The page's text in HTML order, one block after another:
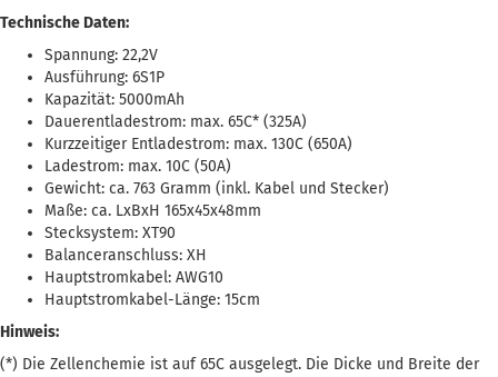
Technische Daten:
Spannung: 22,2V
Ausführung: 6S1P
Kapazität: 5000mAh
Dauerentladestrom: max. 65C* (325A)
Kurzzeitiger Entladestrom: max. 130C (650A)
Ladestrom: max. 10C (50A)
Gewicht: ca. 763 Gramm (inkl. Kabel und Stecker)
Maße: ca. LxBxH 165x45x48mm
Stecksystem: XT90
Balanceranschluss: XH
Hauptstromkabel: AWG10
Hauptstromkabel-Länge: 15cm
Hinweis:
(*) Die Zellenchemie ist auf 65C ausgelegt. Die Dicke und Breite der